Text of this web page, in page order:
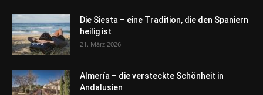
Die Siesta – eine Tradition, die den Spaniern
heilig ist
21. März 2026
Almería – die versteckte Schönheit in
Andalusien